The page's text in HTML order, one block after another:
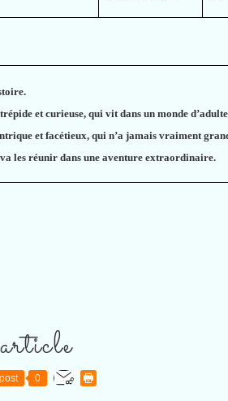
et curieuse, qui vit dans un monde
et facétieux, qui n’a jamais vraiment
les réunir dans une aventure extraordinaire.
0